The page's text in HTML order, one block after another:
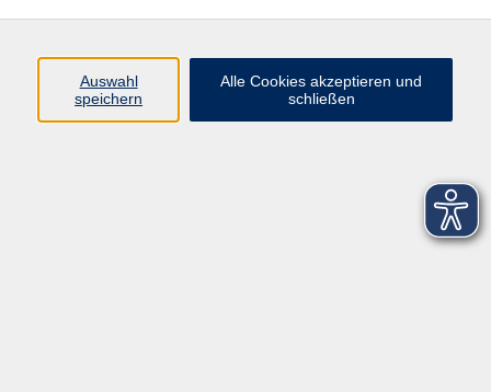
Auswahl
speichern
Alle Cookies akzeptieren und
schließen